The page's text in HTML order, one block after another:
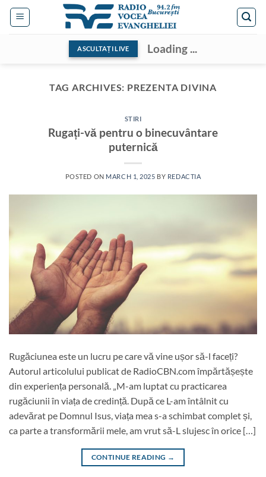
Skip
ASCULTAȚI LIVE Loading ...
TAG ARCHIVES: PREZENTA DIVINA
STIRI
Rugați-vă pentru o binecuvântare
puternică
POSTED ON MARCH 1, 2025 BY REDACTIA
Rugăciunea este un lucru pe care vă vine ușor să-l faceți?
Autorul articolului publicat de RadioCBN.com împărtășește
din experiența personală. „M-am luptat cu practicarea
rugăciunii în viața de credință. După ce L-am întâlnit cu
adevărat pe Domnul Isus, viața mea s-a schimbat complet și,
ca parte a transformării mele, am vrut să-L slujesc în orice […]
CONTINUE READING →